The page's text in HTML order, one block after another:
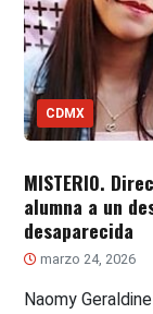
CDMX
MISTERIO.
alumna a un
desaparecida
marzo 24, 2026
Naomy